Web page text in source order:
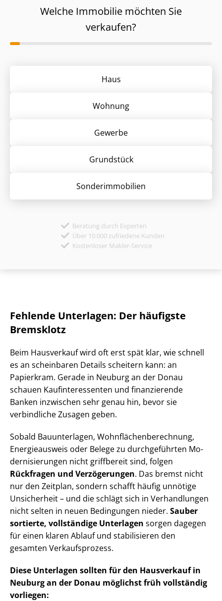
Welche Immobilie möchten Sie
verkaufen?
Haus
Wohnung
Gewerbe
Grund­stück
Sonder­immobilien
Beratung durch Experten
Über 10.000 zufriedene Kunden
Kostenloser Makler-Service
Fehlende Unterlagen: Der häufigste
Bremsklotz
Beim Hausverkauf wird oft erst spät klar, wie schnell
es an scheinbaren Details scheitern kann: an
Papierkram. Gerade in Neuburg an der Donau
schauen Kauf­in­ter­es­sen­ten und finanzierende
Banken inzwischen sehr genau hin, bevor sie
verbindliche Zusagen geben.
Sobald Bauunterlagen, Wohn­flä­chen­be­rech­nung,
Energieausweis oder Belege zu durchgeführten Mo­
der­ni­sie­run­gen nicht griffbereit sind, folgen
Rückfragen und Verzögerungen. Das bremst nicht
nur den Zeitplan, sondern schafft häufig unnötige
Unsicherheit – und die schlägt sich in Verhandlungen
nicht selten in neuen Bedingungen nieder. Sauber
sortierte, vollständige Unterlagen sorgen dagegen
für einen klaren Ablauf und stabilisieren den
gesamten Verkaufsprozess.
Diese Unterlagen sollten für den Hausverkauf in
Neuburg an der Donau möglichst früh vollständig
vorliegen: